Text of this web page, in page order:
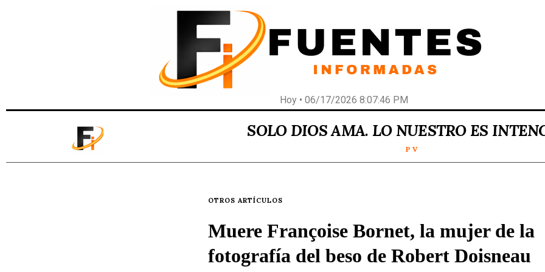
Hoy • 06/17/2026 8:07:46 PM
SOLO DIOS AMA. LO NUESTRO ES
P V
OTROS ARTÍCULOS
Muere Françoise Bornet, la mujer de la
fotografía del beso de Robert Doisneau